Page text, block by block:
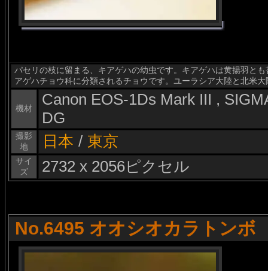
パセリの枝に留まる、キアゲハの幼虫です。キアゲハは黄揚羽と
アゲハチョウ科に分類されるチョウです。ユーラシア大陸と北米
機材
Canon EOS-1Ds Mark III ,
DG
撮影
地
日本 / 東京
サイ
ズ
2732 x 2056ピクセル
No.6495 オオシオカラトンボ